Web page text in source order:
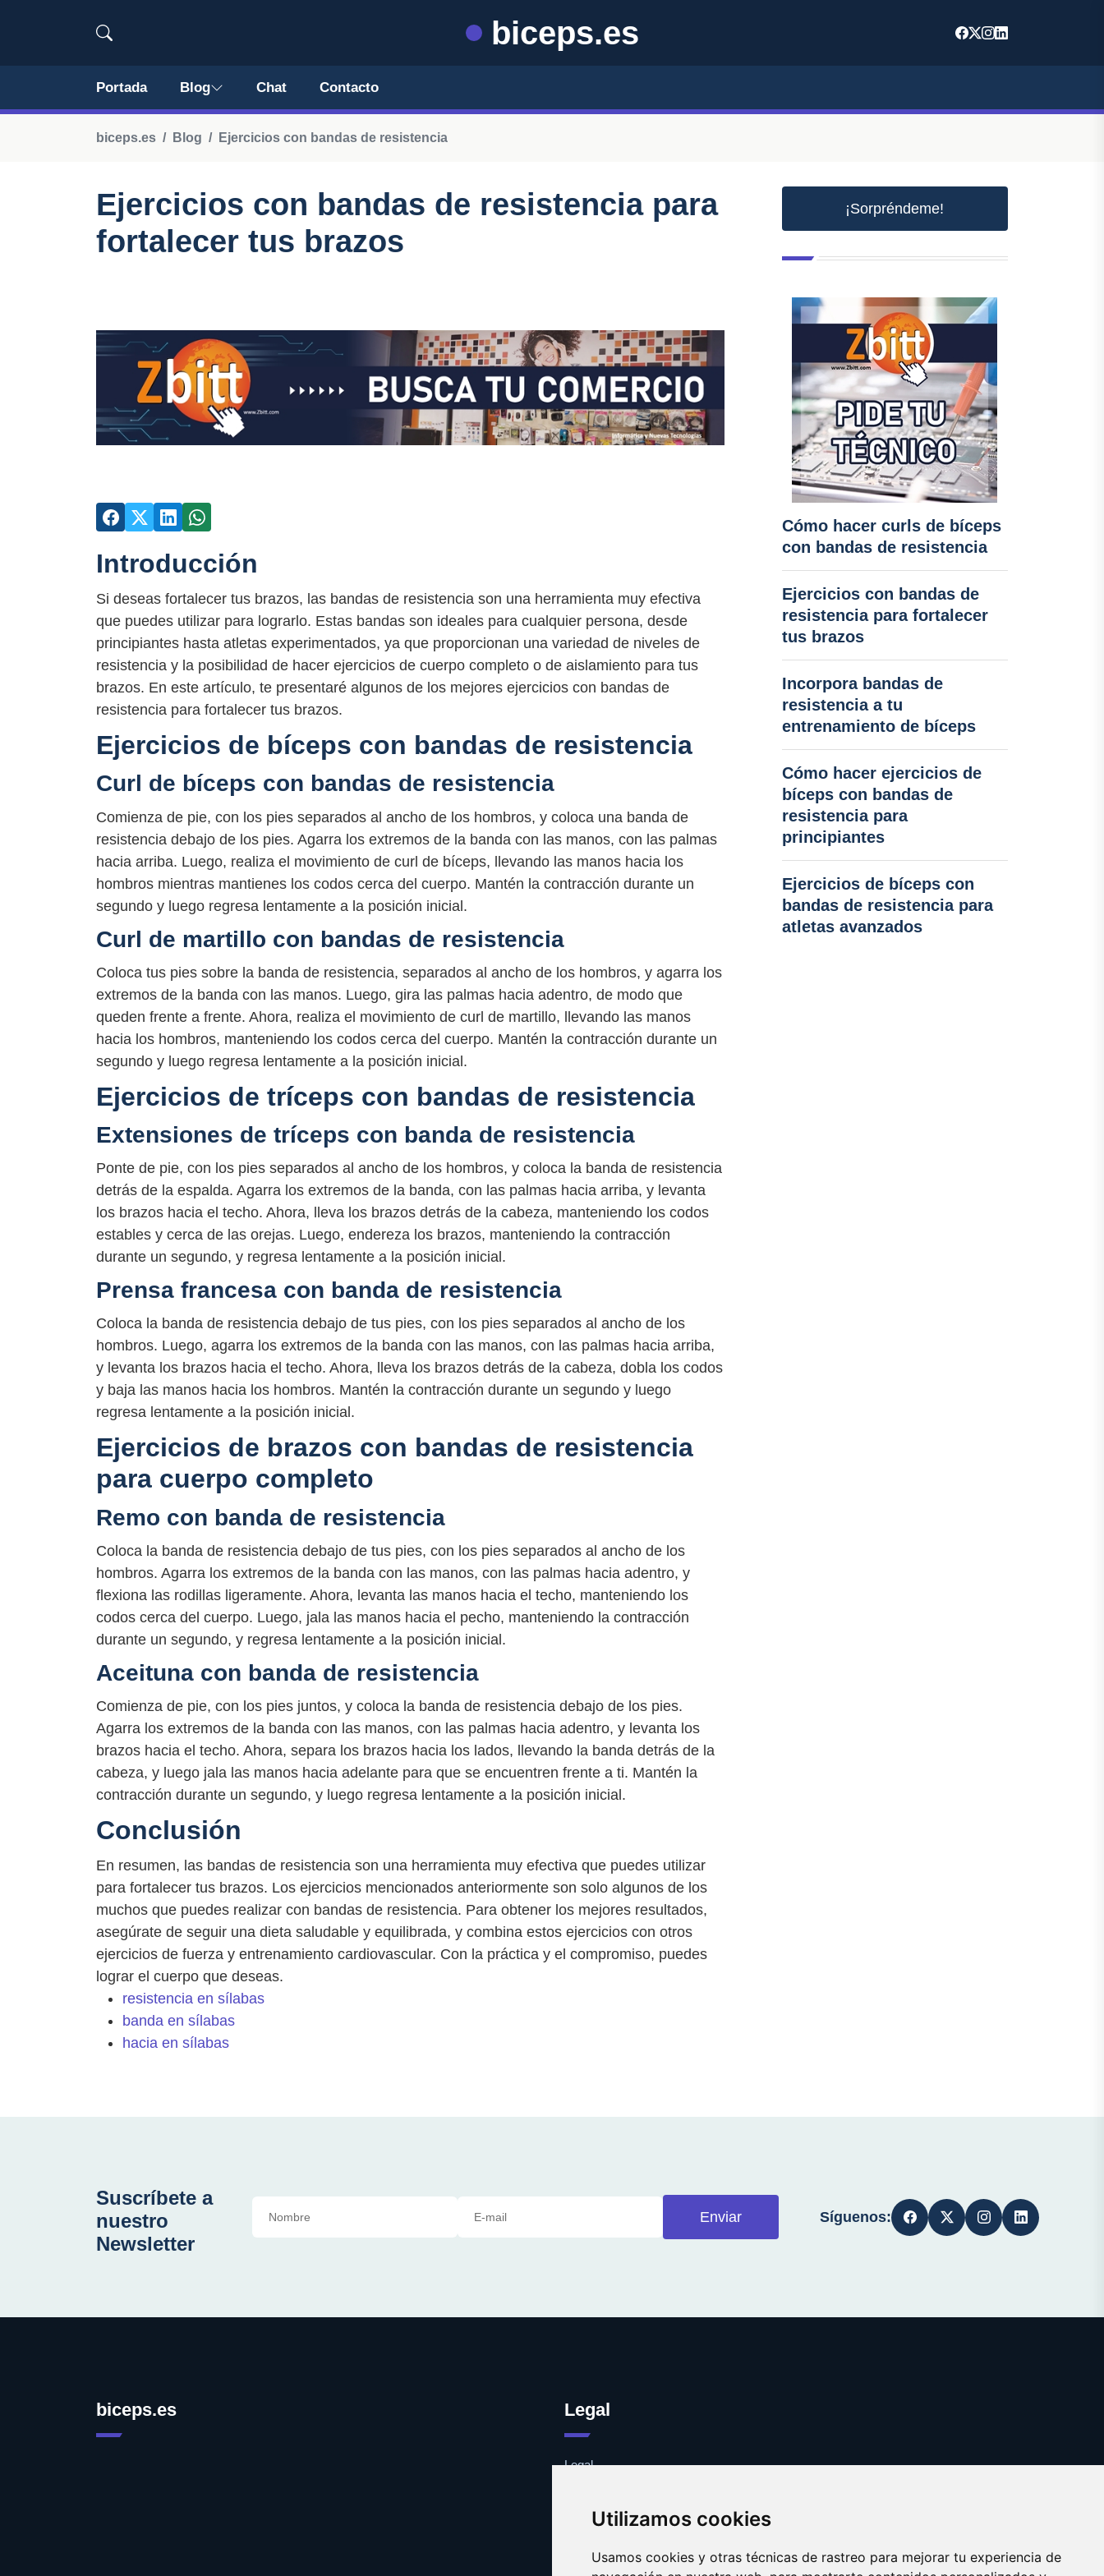
Utilizamos cookies
Usamos cookies y otras técnicas de rastreo para mejorar tu experiencia de
biceps.es
Portada Blog Chat Contacto
biceps.es Blog Ejercicios con bandas de resistencia
Ejercicios con bandas de resistencia para
fortalecer tus brazos
Introducción
Si deseas fortalecer tus brazos, las bandas de resistencia son una herramienta muy efectiva
que puedes utilizar para lograrlo. Estas bandas son ideales para cualquier persona, desde
principiantes hasta atletas experimentados, ya que proporcionan una variedad de niveles de
resistencia y la posibilidad de hacer ejercicios de cuerpo completo o de aislamiento para tus
brazos. En este artículo, te presentaré algunos de los mejores ejercicios con bandas de
resistencia para fortalecer tus brazos.
Ejercicios de bíceps con bandas de resistencia
Curl de bíceps con bandas de resistencia
Comienza de pie, con los pies separados al ancho de los hombros, y coloca una banda de
resistencia debajo de los pies. Agarra los extremos de la banda con las manos, con las palmas
hacia arriba. Luego, realiza el movimiento de curl de bíceps, llevando las manos hacia los
hombros mientras mantienes los codos cerca del cuerpo. Mantén la contracción durante un
segundo y luego regresa lentamente a la posición inicial.
Curl de martillo con bandas de resistencia
Coloca tus pies sobre la banda de resistencia, separados al ancho de los hombros, y agarra los
extremos de la banda con las manos. Luego, gira las palmas hacia adentro, de modo que
queden frente a frente. Ahora, realiza el movimiento de curl de martillo, llevando las manos
hacia los hombros, manteniendo los codos cerca del cuerpo. Mantén la contracción durante un
segundo y luego regresa lentamente a la posición inicial.
Ejercicios de tríceps con bandas de resistencia
Extensiones de tríceps con banda de resistencia
Ponte de pie, con los pies separados al ancho de los hombros, y coloca la banda de resistencia
detrás de la espalda. Agarra los extremos de la banda, con las palmas hacia arriba, y levanta
los brazos hacia el techo. Ahora, lleva los brazos detrás de la cabeza, manteniendo los codos
estables y cerca de las orejas. Luego, endereza los brazos, manteniendo la contracción
durante un segundo, y regresa lentamente a la posición inicial.
Prensa francesa con banda de resistencia
Coloca la banda de resistencia debajo de tus pies, con los pies separados al ancho de los
hombros. Luego, agarra los extremos de la banda con las manos, con las palmas hacia arriba,
y levanta los brazos hacia el techo. Ahora, lleva los brazos detrás de la cabeza, dobla los codos
y baja las manos hacia los hombros. Mantén la contracción durante un segundo y luego
regresa lentamente a la posición inicial.
Ejercicios de brazos con bandas de resistencia
para cuerpo completo
Remo con banda de resistencia
Coloca la banda de resistencia debajo de tus pies, con los pies separados al ancho de los
hombros. Agarra los extremos de la banda con las manos, con las palmas hacia adentro, y
flexiona las rodillas ligeramente. Ahora, levanta las manos hacia el techo, manteniendo los
codos cerca del cuerpo. Luego, jala las manos hacia el pecho, manteniendo la contracción
durante un segundo, y regresa lentamente a la posición inicial.
Aceituna con banda de resistencia
Comienza de pie, con los pies juntos, y coloca la banda de resistencia debajo de los pies.
Agarra los extremos de la banda con las manos, con las palmas hacia adentro, y levanta los
brazos hacia el techo. Ahora, separa los brazos hacia los lados, llevando la banda detrás de la
cabeza, y luego jala las manos hacia adelante para que se encuentren frente a ti. Mantén la
contracción durante un segundo, y luego regresa lentamente a la posición inicial.
Conclusión
En resumen, las bandas de resistencia son una herramienta muy efectiva que puedes utilizar
para fortalecer tus brazos. Los ejercicios mencionados anteriormente son solo algunos de los
muchos que puedes realizar con bandas de resistencia. Para obtener los mejores resultados,
asegúrate de seguir una dieta saludable y equilibrada, y combina estos ejercicios con otros
ejercicios de fuerza y ​​entrenamiento cardiovascular. Con la práctica y el compromiso, puedes
lograr el cuerpo que deseas.
resistencia en sílabas
banda en sílabas
hacia en sílabas
¡Sorpréndeme!
Cómo hacer curls de bíceps
con bandas de resistencia
Ejercicios con bandas de
resistencia para fortalecer
tus brazos
Incorpora bandas de
resistencia a tu
entrenamiento de bíceps
Cómo hacer ejercicios de
bíceps con bandas de
resistencia para
principiantes
Ejercicios de bíceps con
bandas de resistencia para
atletas avanzados
Suscríbete a
nuestro
Newsletter
Enviar Síguenos:
biceps.es Legal
Legal
Contacto